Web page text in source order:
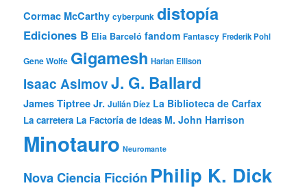
Cormac McCarthy cyberpunk distopía
Ediciones B Elia Barceló fandom Fantascy Frederik Pohl
Gene Wolfe Gigamesh Harlan Ellison
Isaac AsimovJ. G. Ballard
James Tiptree Jr. Julián Díez La Biblioteca de Carfax
La carretera La Factoría de Ideas M. John Harrison
Minotauro Neuromante
Nova Ciencia Ficción Philip K. Dick